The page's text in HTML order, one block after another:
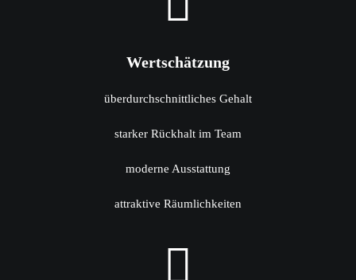
Wertschätzung
überdurchschnittliches Gehalt
starker Rückhalt im Team
moderne Ausstattung
attraktive Räumlichkeiten